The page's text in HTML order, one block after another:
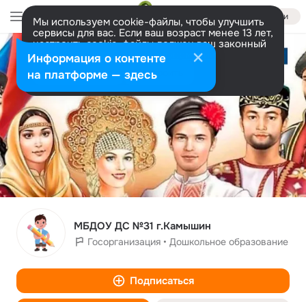
Войти
Мы используем cookie-файлы, чтобы улучшить
сервисы для вас. Если ваш возраст менее 13 лет,
настроить cookie-файлы должен ваш законный
представитель. Больше информации
Разрешить все Настроить
МБДОУ ДС №31 г.Камышин
Госорганизация • Дошкольное образование
Подписаться
Информация о контенте
на платформе — здесь